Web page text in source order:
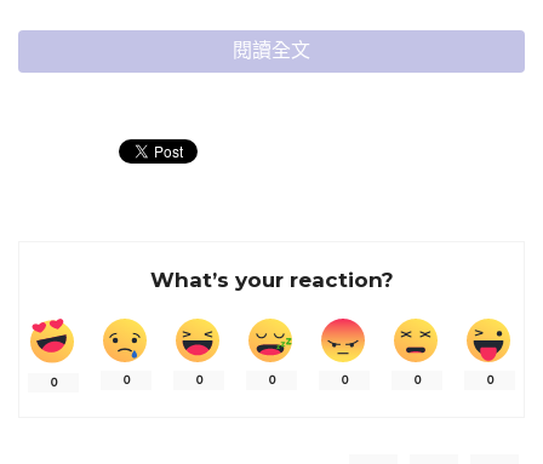
＃李雅英成雲豹高層調侃對象 罕發聲：不是輕描淡寫的玩笑
雙棲職棒富邦悍將、職籃台啤永豐雲豹啦啦隊的李雅英，來台
閱讀全文
What’s your reaction?
0 0 0 0 0 0 0